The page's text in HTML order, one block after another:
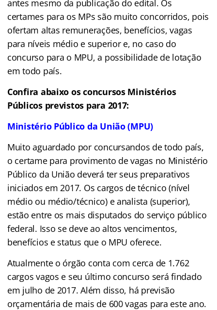
antes mesmo da publicação do edital. Os
certames para os MPs são muito concorridos, pois
ofertam altas remunerações, benefícios, vagas
para níveis médio e superior e, no caso do
concurso para o MPU, a possibilidade de lotação
em todo país.
Confira abaixo os concursos Ministérios
Públicos previstos para 2017:
Ministério Público da União (MPU)
Muito aguardado por concursandos de todo país,
o certame para provimento de vagas no Ministério
Público da União deverá ter seus preparativos
iniciados em 2017. Os cargos de técnico (nível
médio ou médio/técnico) e analista (superior),
estão entre os mais disputados do serviço público
federal. Isso se deve ao altos vencimentos,
benefícios e status que o MPU oferece.
Atualmente o órgão conta com cerca de 1.762
cargos vagos e seu último concurso será findado
em julho de 2017. Além disso, há previsão
orçamentária de mais de 600 vagas para este ano.